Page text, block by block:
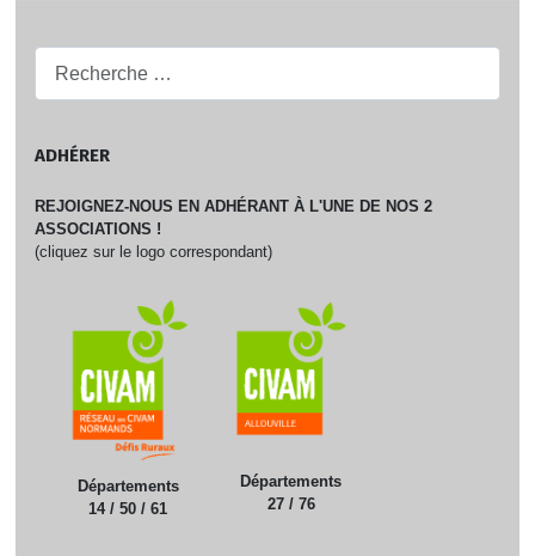
ADHÉRER
REJOIGNEZ-NOUS EN ADHÉRANT À L'UNE DE NOS 2
ASSOCIATIONS !
(cliquez sur le logo correspondant)
Départements
14 / 50 / 61
Départements
27 / 76